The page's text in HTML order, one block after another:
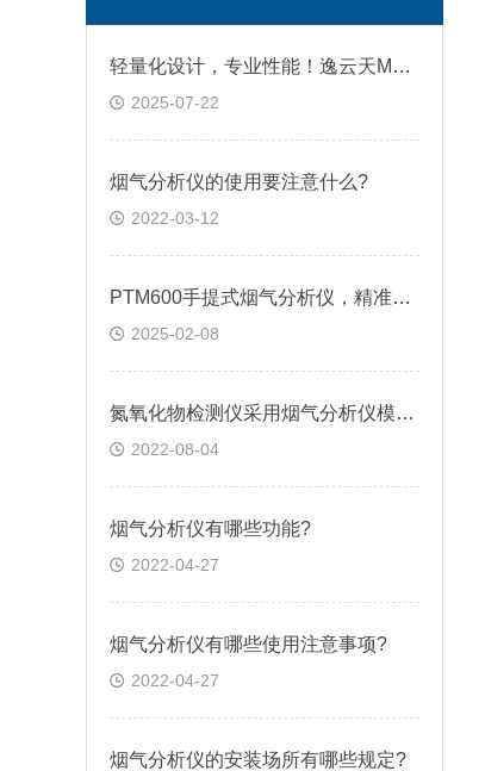
轻量化设计，专业性能！逸云天MS600助力工业环保与应急救援
2025-07-22
烟气分析仪的使用要注意什么?
2022-03-12
PTM600手提式烟气分析仪，精准监测尾气排放的高科技利器
2025-02-08
氮氧化物检测仪采用烟气分析仪模块，更加稳定可靠
2022-08-04
烟气分析仪有哪些功能?
2022-04-27
烟气分析仪有哪些使用注意事项?
2022-04-27
烟气分析仪的安装场所有哪些规定?